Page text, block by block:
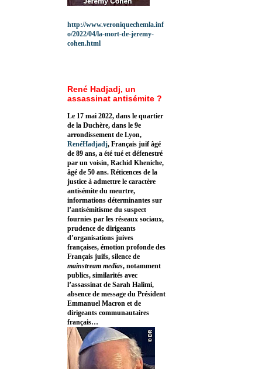
http://www.veroniquechemla.inf
o/2022/04/la-mort-de-jeremy-
cohen.html
René Hadjadj, un
assassinat antisémite ?
Le 17 mai 2022, dans le quartier
de la Duchère, dans le 9e
arrondissement de Lyon,
RenéHadjadj, Français juif âgé
de 89 ans, a été tué et défenestré
par un voisin, Rachid Kheniche,
âgé de 50 ans. Réticences de la
justice à admettre le caractère
antisémite du meurtre,
informations déterminantes sur
l’antisémitisme du suspect
fournies par les réseaux sociaux,
prudence de dirigeants
d’organisations juives
françaises, émotion profonde des
Français juifs, silence de
mainstream medias, notamment
publics, similarités avec
l’assassinat de Sarah Halimi,
absence de message du Président
Emmanuel Macron et de
dirigeants communautaires
français…